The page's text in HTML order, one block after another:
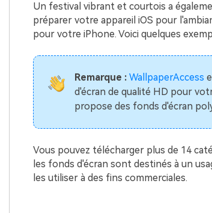
Un festival vibrant et courtois a
préparer votre appareil iOS pour
pour votre iPhone. Voici quelques
Remarque : WallpaperAccess
d'écran de qualité HD pour
propose des fonds d'écran
Vous pouvez télécharger plus de 14
les fonds d'écran sont destinés à un
les utiliser à des fins commerciales.